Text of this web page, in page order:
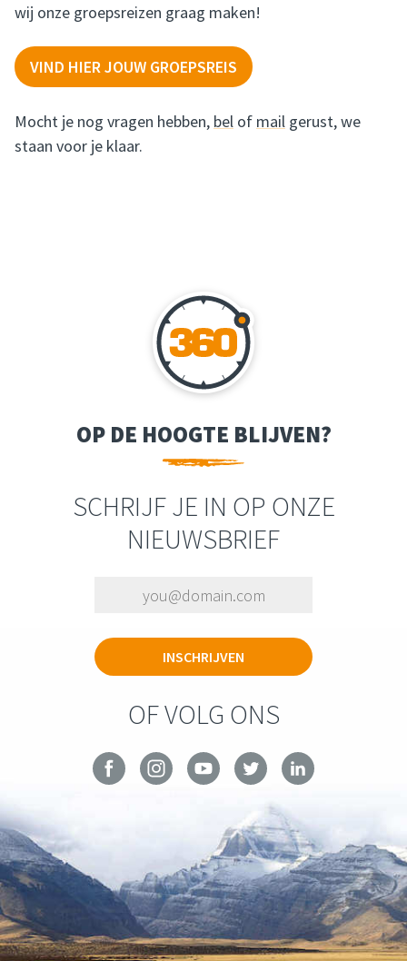
wij onze groepsreizen graag maken!
VIND HIER JOUW GROEPSREIS
Mocht je nog vragen hebben, bel of mail gerust, we
staan voor je klaar.
OP DE HOOGTE BLIJVEN?
SCHRIJF JE IN OP ONZE
NIEUWSBRIEF
OF VOLG ONS